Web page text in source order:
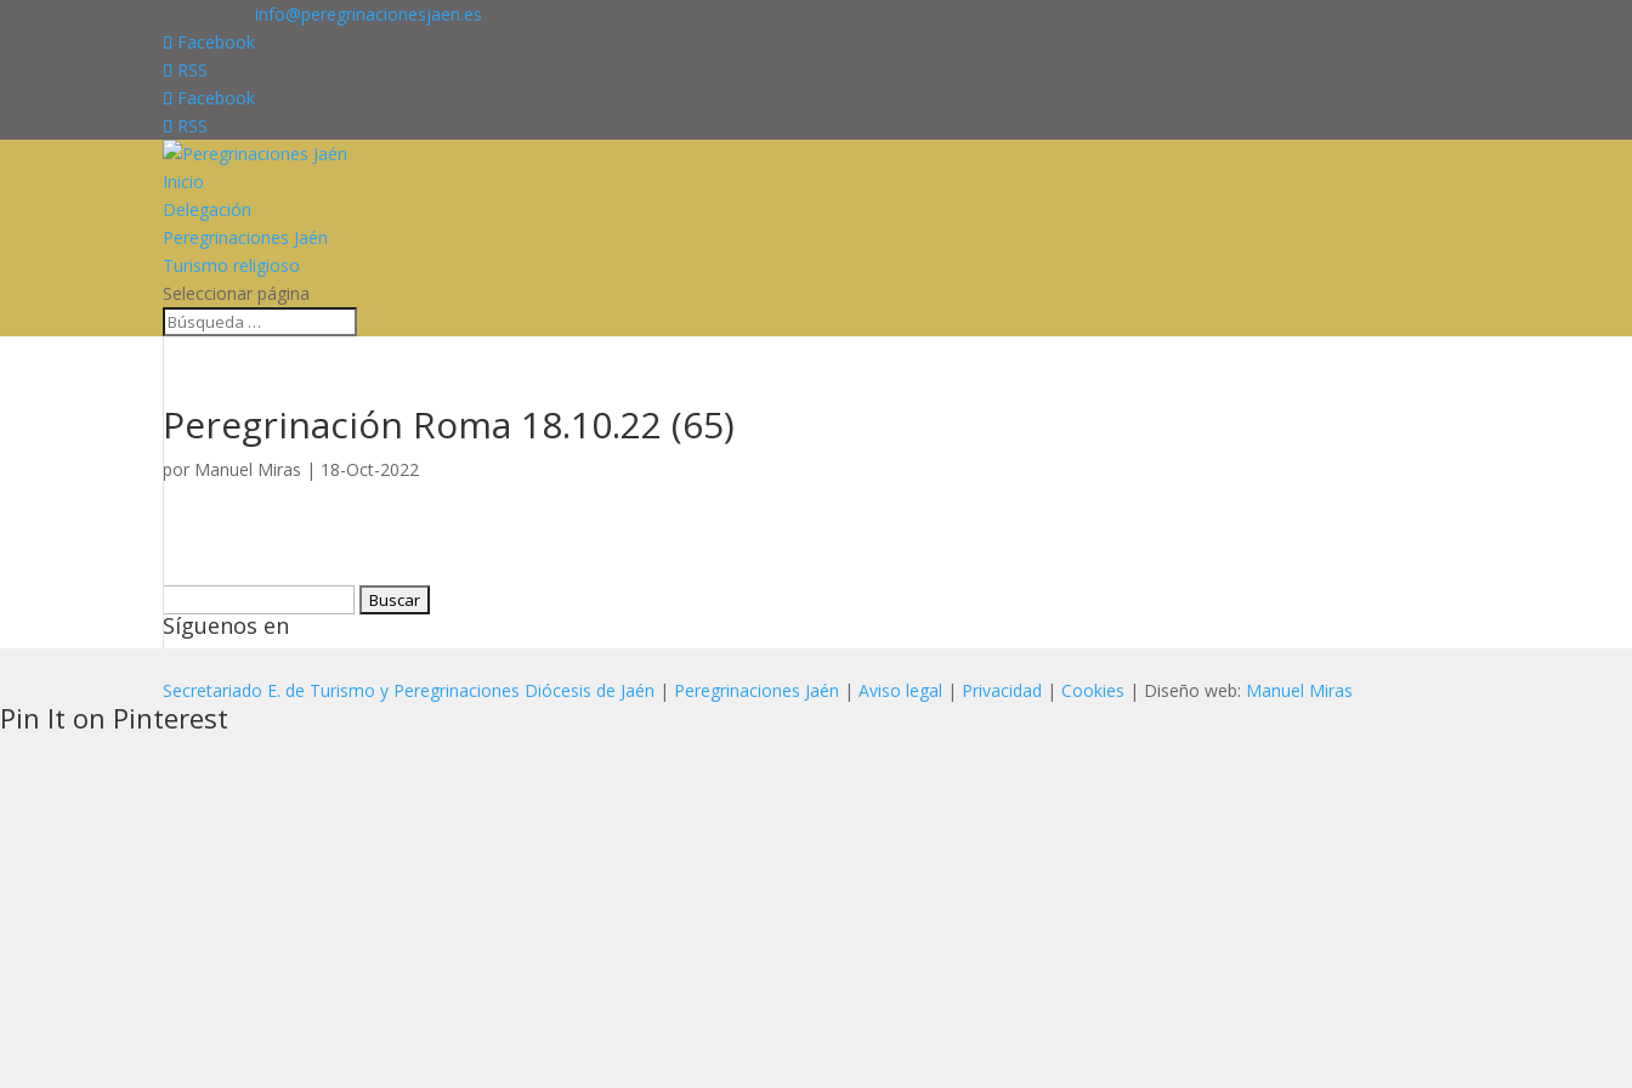
info@peregrinacionesjaen.es
Facebook
RSS
Facebook
RSS
Inicio
Delegación
Peregrinaciones Jaén
Turismo religioso
Seleccionar página
Peregrinación Roma 18.10.22 (65)
por Manuel Miras | 18-Oct-2022
Síguenos en
Secretariado E. de Turismo y Peregrinaciones Diócesis de Jaén | Peregrinaciones Jaén |Aviso legal | Privacidad |Cookies | Diseño web: Manuel Miras
Pin It on Pinterest